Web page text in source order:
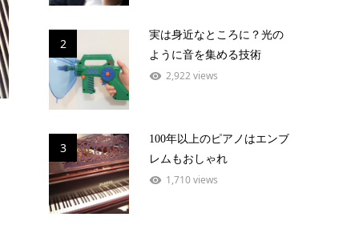
2
実は身近なところに？光の
ように音を集める技術
2,922 views
3
100年以上のピアノはエンブ
レムもおしゃれ
1,710 views